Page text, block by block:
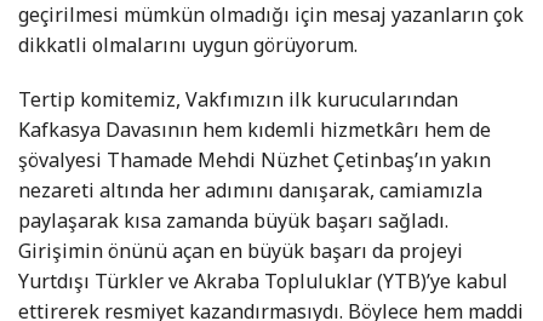
geçirilmesi mümkün olmadığı için mesaj yazanların çok
dikkatli olmalarını uygun görüyorum.
Tertip komitemiz, Vakfımızın ilk kurucularından
Kafkasya Davasının hem kıdemli hizmetkârı hem de
şövalyesi Thamade Mehdi Nüzhet Çetinbaş’ın yakın
nezareti altında her adımını danışarak, camiamızla
paylaşarak kısa zamanda büyük başarı sağladı.
Girişimin önünü açan en büyük başarı da projeyi
Yurtdışı Türkler ve Akraba Topluluklar (YTB)’ye kabul
ettirerek resmiyet kazandırmasıydı. Böylece hem maddi